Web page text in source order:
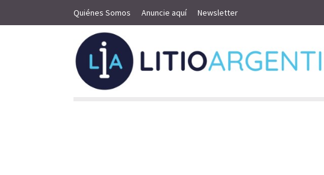
Quiénes Somos Anuncie aquí Newsletter